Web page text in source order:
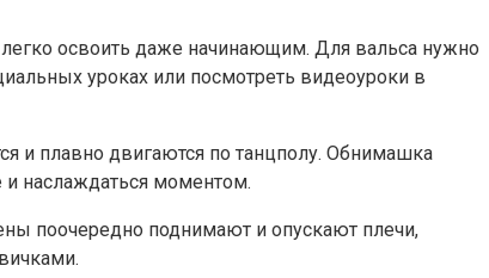
освоить даже начинающим. Для вальса нужно
уроках или посмотреть видеоуроки в
плавно двигаются по танцполу. Обнимашка
наслаждаться моментом.
поочередно поднимают и опускают плечи,